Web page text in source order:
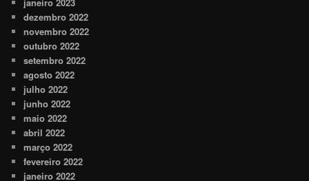
dezembro 2022
novembro 2022
outubro 2022
setembro 2022
agosto 2022
julho 2022
junho 2022
maio 2022
abril 2022
março 2022
fevereiro 2022
janeiro 2022